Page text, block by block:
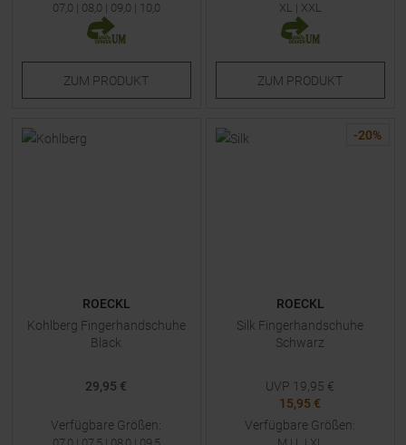
07,0 | 08,0 | 09,0 | 10,0
ZUM PRODUKT
XL | XXL
ZUM PRODUKT
ROECKL
Kohlberg Fingerhandschuhe
Black
29,95 €
Verfügbare Größen:
-20%
ROECKL
Silk Fingerhandschuhe
Schwarz
UVP 19,95 €
15,95 €
Verfügbare Größen: